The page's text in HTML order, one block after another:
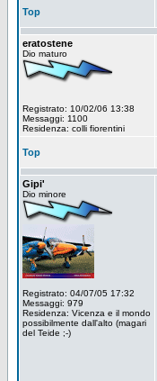
Top
eratostene
Dio maturo
Registrato: 10/02/06 13:38
Messaggi: 1100
Residenza: colli fiorentini
Top
Gipi'
Dio minore
Registrato: 04/07/05 17:32
Messaggi: 979
Residenza: Vicenza e il mondo
possibilmente dall'alto (magari
del Teide ;-)